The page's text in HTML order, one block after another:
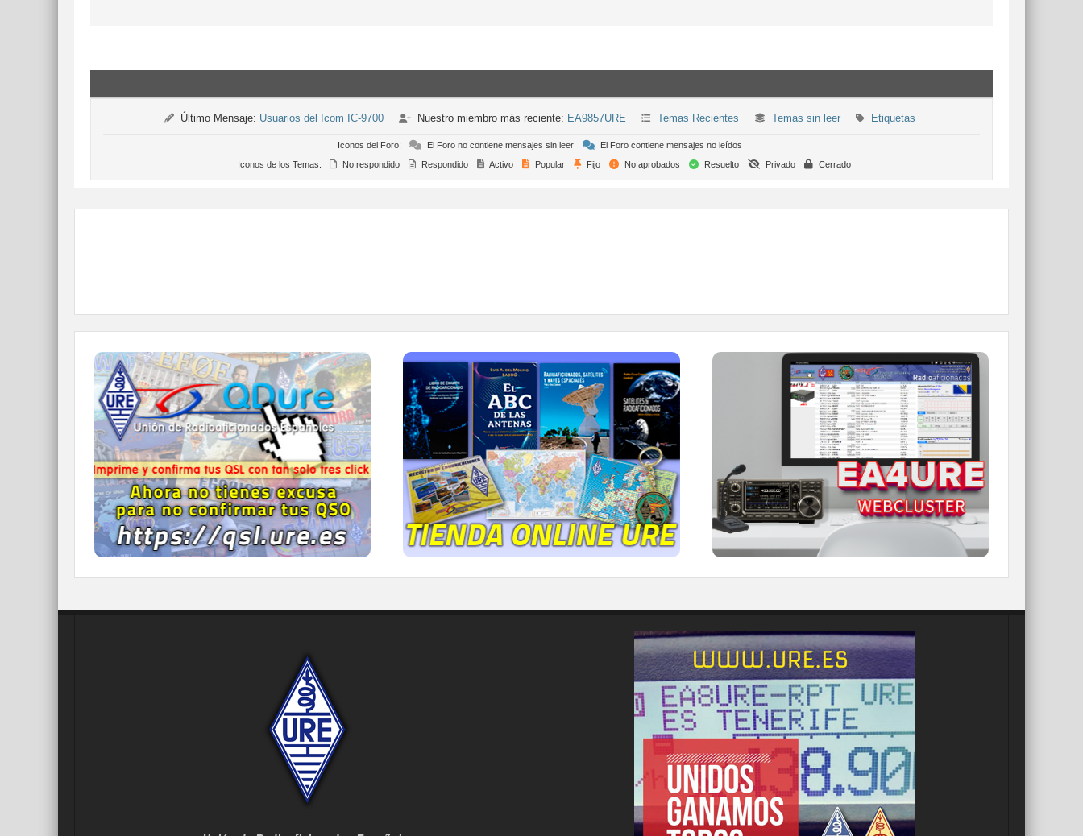
Último Mensaje: Usuarios del Icom IC-9700 Nuestro miembro más reciente: EA9857URE Temas Recientes Temas sin leer Etiquetas
Iconos del Foro: El Foro no contiene mensajes sin leer
El Foro contiene mensajes no leídos
Iconos de los Temas:
No respondido Respondido Activo Popular Fijo No aprobados Resuelto Privado Cerrado
QDURE - https://qsl.ure.es
Imprime y confirma tus QSL en tan solo tres
click.
Nunca fue tan fácil y cómodo
el confirmar tus contactos.
IR A QDURE
TIENDA ONLINE URE
Publicaciones, mapas, polos, camisetas,
gorras, tazas, forros polares y mucho más...
IR A LA TIENDA DE URE
WEBCLUSTER EA4URE
Conoce el nuevo WebCluster de URE,
ahora con nuevos filtros e información y
compatible con GDURE
IR A WEBCLUSTER